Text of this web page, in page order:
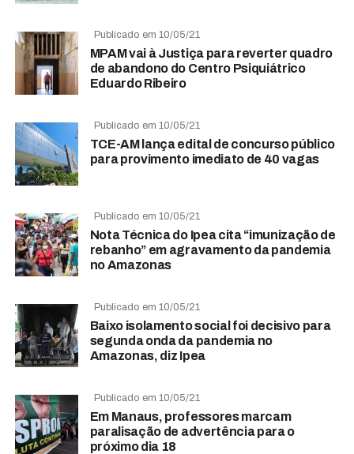
Publicado em 10/05/21
MPAM vai à Justiça para reverter quadro
de abandono do Centro Psiquiátrico
Eduardo Ribeiro
Publicado em 10/05/21
TCE-AM lança edital de concurso público
para provimento imediato de 40 vagas
Publicado em 10/05/21
Nota Técnica do Ipea cita “imunização de
rebanho” em agravamento da pandemia
no Amazonas
Publicado em 10/05/21
Baixo isolamento social foi decisivo para
segunda onda da pandemia no
Amazonas, diz Ipea
Publicado em 10/05/21
Em Manaus, professores marcam
paralisação de advertência para o
próximo dia 18